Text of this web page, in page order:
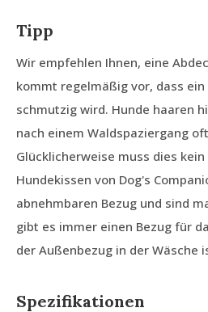
Tipp
Wir empfehlen Ihnen, eine
kommt regelmäßig vor, dass
schmutzig wird. Hunde haaren
nach einem Waldspaziergang
Glücklicherweise muss dies kein
Hundekissen von Dog's
abnehmbaren Bezug und sind
gibt es immer einen Bezug für
der Außenbezug in der Wäsche
Spezifikationen